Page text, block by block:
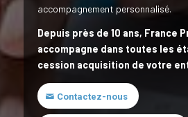
accompagnement personnalisé.
Depuis près de 10 ans, France
accompagne dans toutes les
cession acquisition de votre
Contactez-nous